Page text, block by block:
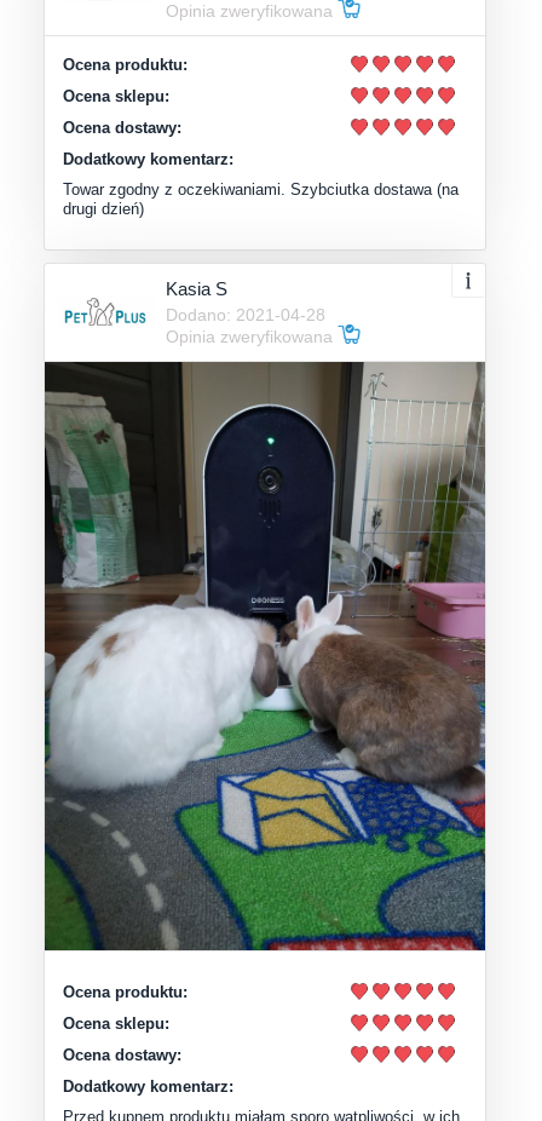
Opinia zweryfikowana
Ocena produktu:
Ocena sklepu:
Ocena dostawy:
Dodatkowy komentarz:
Towar zgodny z oczekiwaniami. Szybciutka dostawa (na
drugi dzień)
Kasia S
Dodano: 2021-04-28
Opinia zweryfikowana
Ocena produktu:
Ocena sklepu:
Ocena dostawy:
Dodatkowy komentarz:
Przed kupnem produktu miałam sporo wątpliwości, w ich